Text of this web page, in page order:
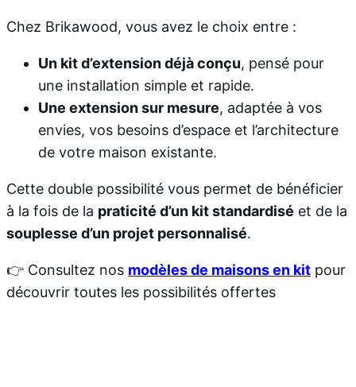
Chez Brikawood, vous avez le choix entre :
Un kit d’extension déjà conçu, pensé pour
une installation simple et rapide.
Une extension sur mesure, adaptée à vos
envies, vos besoins d’espace et l’architecture
de votre maison existante.
Cette double possibilité vous permet de bénéficier
à la fois de la praticité d’un kit standardisé et de la
souplesse d’un projet personnalisé.
👉 Consultez nos modèles de maisons en kit pour
découvrir toutes les possibilités offertes